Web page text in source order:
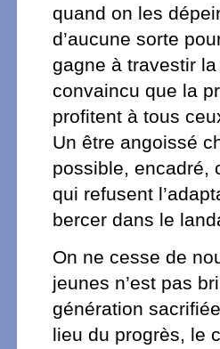
quand on les
d’aucune sorte
gagne à travestir
convaincu que la
profitent à tous
Un être angoissé
possible, encadré,
qui refusent
bercer dans le
On ne cesse de
jeunes n’est pas
génération
lieu du progrès, le